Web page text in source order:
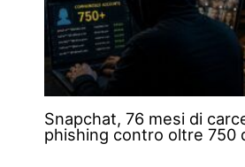
Snapchat, 76 mesi di
phishing contro oltre 750